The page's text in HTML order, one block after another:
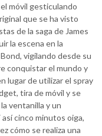
móvil gesticulando
que se ha visto
de la saga de James
la escena en la
vigilando desde su
conquistar el mundo y
lugar de utilizar el spray
tira de móvil y se
ventanilla y un
cinco minutos oiga,
cómo se realiza una